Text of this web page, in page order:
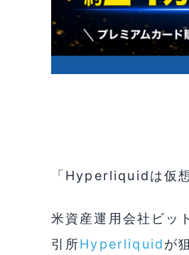
「Hyperliquidは仮
米資産運用会社ビッ
引所Hyperliquidが